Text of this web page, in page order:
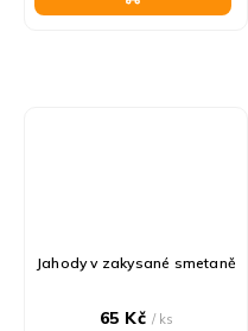
Jahody v zakysané smetaně
65 Kč / ks